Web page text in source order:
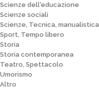
Scienze dell'educazione
Scienze sociali
Scienze, Tecnica, manualistica
Sport, Tempo libero
Storia
Storia contemporanea
Teatro, Spettacolo
Umorismo
Altro